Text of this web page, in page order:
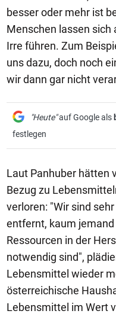
besser oder mehr ist
Menschen lassen sich
Irre führen. Zum
uns dazu, doch noch
wir dann gar nicht
"Heute"auf Google als
festlegen
Laut Panhuber hätten
Bezug zu
verloren: "Wir sind
entfernt, kaum
Ressourcen in der
notwendig sind",
Lebensmittel wieder
österreichische
Lebensmittel im Wert